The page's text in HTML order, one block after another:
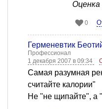
0
Герменевтик
Профессионал
1 декабря 2007 в 09:34
Самая разумная
считайте калории"
Не "не щипайте", а